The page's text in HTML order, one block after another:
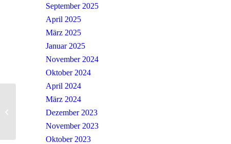
September 2025
April 2025
März 2025
Januar 2025
November 2024
Oktober 2024
April 2024
März 2024
Dezember 2023
November 2023
Oktober 2023
Gebet am Vormittag